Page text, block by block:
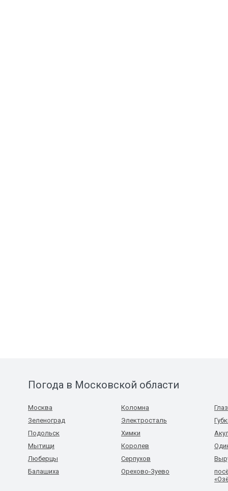
Погода в Московской области
Москва
Зеленоград
Подольск
Мытищи
Люберцы
Балашиха
Коломна
Электросталь
Химки
Королев
Серпухов
Орехово-Зуево